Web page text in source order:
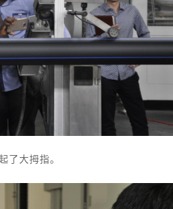
大拇指。